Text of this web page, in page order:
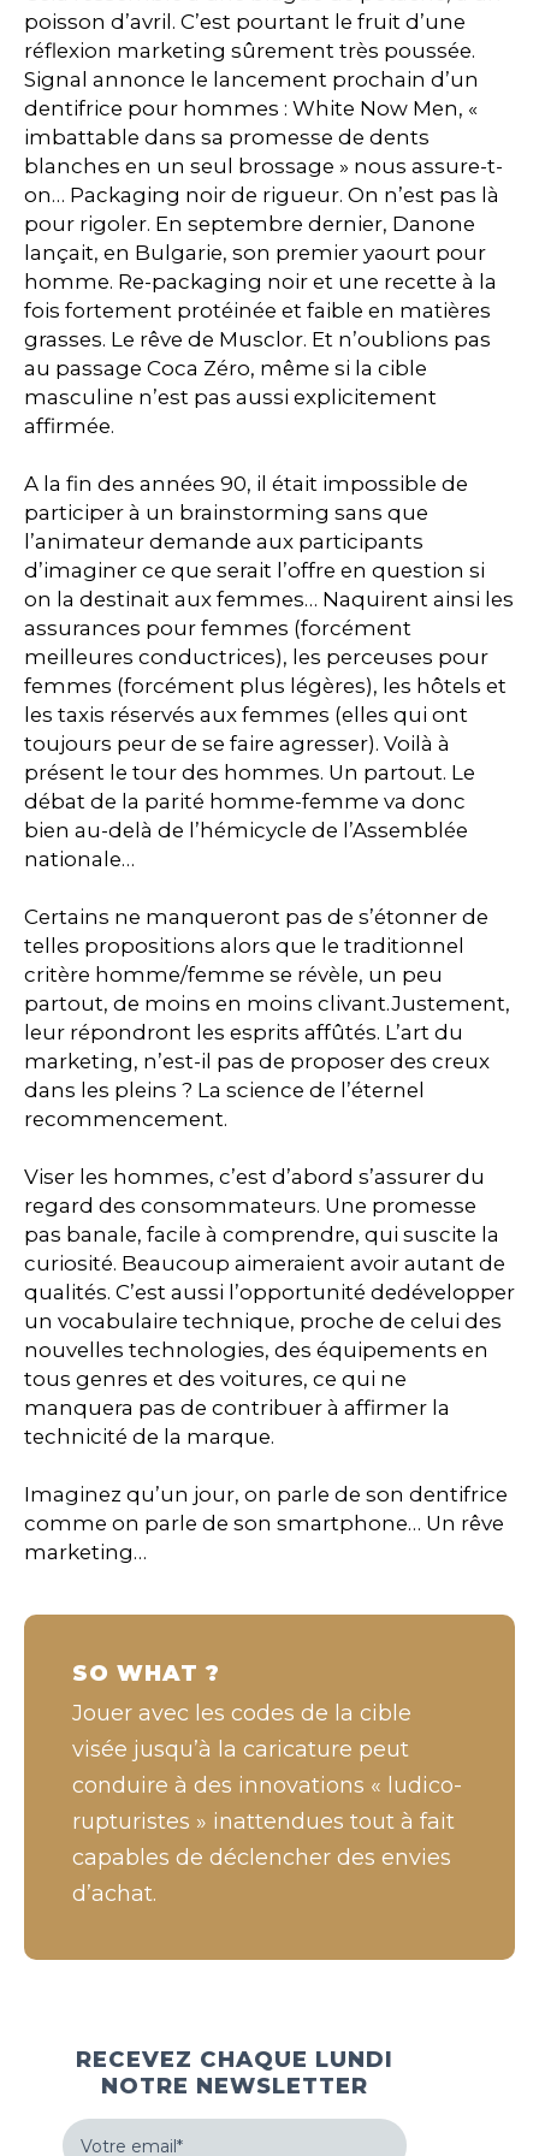
PEOPLE
LE BILLET DU LUNDI
CONTACT
Mentions légales
Politique de protection des données
personnelles
Plan du site
RECEVEZ CHAQUE LUNDI
NOTRE NEWSLETTER
Votre
email
poisson d’avril. C’est pourtant le fruit d’une
réflexion marketing sûrement très poussée.
Signal annonce le lancement prochain d’un
dentifrice pour hommes : White Now Men, «
imbattable dans sa promesse de dents
blanches en un seul brossage » nous assure-t-
on… Packaging noir de rigueur. On n’est pas là
pour rigoler. En septembre dernier, Danone
lançait, en Bulgarie, son premier yaourt pour
homme. Re-packaging noir et une recette à la
fois fortement protéinée et faible en matières
grasses. Le rêve de Musclor. Et n’oublions pas
au passage Coca Zéro, même si la cible
masculine n’est pas aussi explicitement
affirmée.
A la fin des années 90, il était impossible de
participer à un brainstorming sans que
l’animateur demande aux participants
d’imaginer ce que serait l’offre en question si
on la destinait aux femmes… Naquirent ainsi les
assurances pour femmes (forcément
meilleures conductrices), les perceuses pour
femmes (forcément plus légères), les hôtels et
les taxis réservés aux femmes (elles qui ont
toujours peur de se faire agresser). Voilà à
présent le tour des hommes. Un partout. Le
débat de la parité homme-femme va donc
bien au-delà de l’hémicycle de l’Assemblée
nationale…
Certains ne manqueront pas de s’étonner de
telles propositions alors que le traditionnel
critère homme/femme se révèle, un peu
partout, de moins en moins clivant.Justement,
leur répondront les esprits affûtés. L’art du
marketing, n’est-il pas de proposer des creux
dans les pleins ? La science de l’éternel
recommencement.
Viser les hommes, c’est d’abord s’assurer du
regard des consommateurs. Une promesse
pas banale, facile à comprendre, qui suscite la
curiosité. Beaucoup aimeraient avoir autant de
qualités. C’est aussi l’opportunité dedévelopper
un vocabulaire technique, proche de celui des
nouvelles technologies, des équipements en
tous genres et des voitures, ce qui ne
manquera pas de contribuer à affirmer la
technicité de la marque.
Imaginez qu’un jour, on parle de son dentifrice
comme on parle de son smartphone… Un rêve
marketing…
SO WHAT ?
Jouer avec les codes de la cible
visée jusqu’à la caricature peut
conduire à des innovations « ludico-
rupturistes » inattendues tout à fait
capables de déclencher des envies
d’achat.